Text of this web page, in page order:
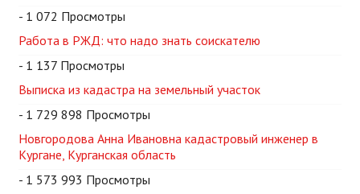
- 1 072 Просмотры
Работа в РЖД: что надо знать соискателю
- 1 137 Просмотры
Выписка из кадастра на земельный участок
- 1 729 898 Просмотры
Новгородова Анна Ивановна кадастровый инженер в
Кургане, Курганская область
- 1 573 993 Просмотры